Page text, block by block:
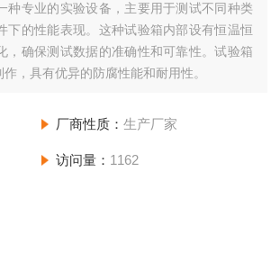
种专业的实验设备，主要用于测试不同种类
下的性能表现。这种试验箱内部设有恒温恒
，确保测试数据的准确性和可靠性。试验箱
，具有优异的防腐性能和耐用性。
厂商性质： 生产厂家
访问量： 1162